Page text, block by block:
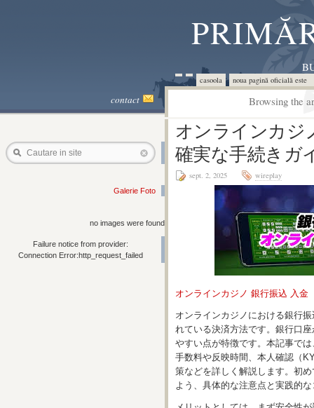
casoola noua pagină oficială
contact Browsing the
Cautare in site
Galerie Foto
no images were found
Failure notice from provider:
Connection Error:http_request_failed
オンラインカジ
確実な手続きガ
sept. 2, 2025 wireplay
オンラインカジノ 銀行振込 入金
オンラインカジノにおける銀行
れている決済方法です。銀行口
やすい点が特徴です。本記事で
手数料や反映時間、本人確認（
策などを詳しく解説します。初
よう、具体的な注意点と実践的